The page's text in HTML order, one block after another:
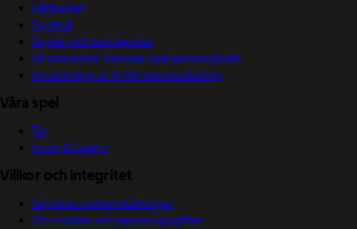
Hållbarhet
Spelkoll
Skydd mot bedrägerier
Så motverkar Svenska Spel penningtvätt
Användning av AI för kommunikation
Våra spel
Tur
Sport & Casino
Villkor och integritet
Välj dina cookieinställningar
Om cookies och personuppgifter